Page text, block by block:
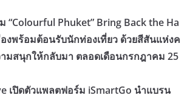
“Colourful Phuket” Bring Back the Ha
องพร้อมต้อนรับนักท่องเที่ยว ด้วยสีสันแห่งค
มสนุกให้กลับมา ตลอดเดือนกรกฎาคม 25
เปิดตัวแพลตฟอร์ม iSmartGo นำแบรน